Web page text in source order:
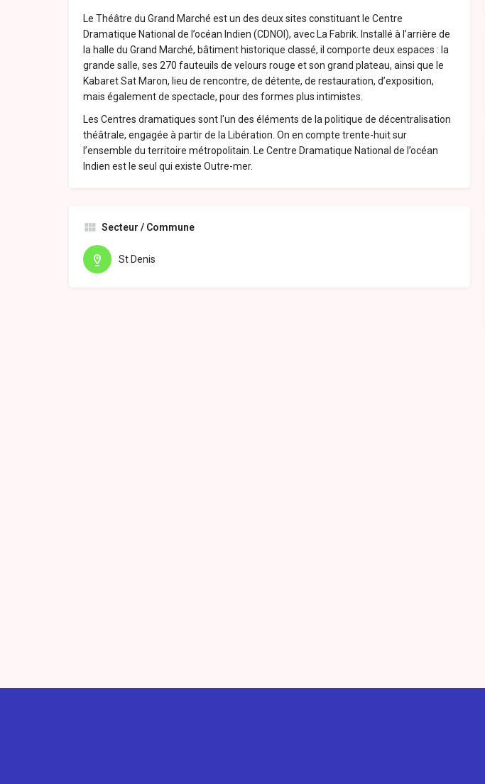
Le Théâtre du Grand Marché est un des deux sites constituant le Centre
Dramatique National de l’océan Indien (CDNOI), avec La Fabrik. Installé à l’arrière de
la halle du Grand Marché, bâtiment historique classé, il comporte deux espaces : la
grande salle, ses 270 fauteuils de velours rouge et son grand plateau, ainsi que le
Kabaret Sat Maron, lieu de rencontre, de détente, de restauration, d’exposition,
mais également de spectacle, pour des formes plus intimistes.
Les Centres dramatiques sont l'un des éléments de la politique de décentralisation
théâtrale, engagée à partir de la Libération. On en compte trente-huit sur
l’ensemble du territoire métropolitain. Le Centre Dramatique National de l’océan
Indien est le seul qui existe Outre-mer.
Secteur / Commune
St Denis